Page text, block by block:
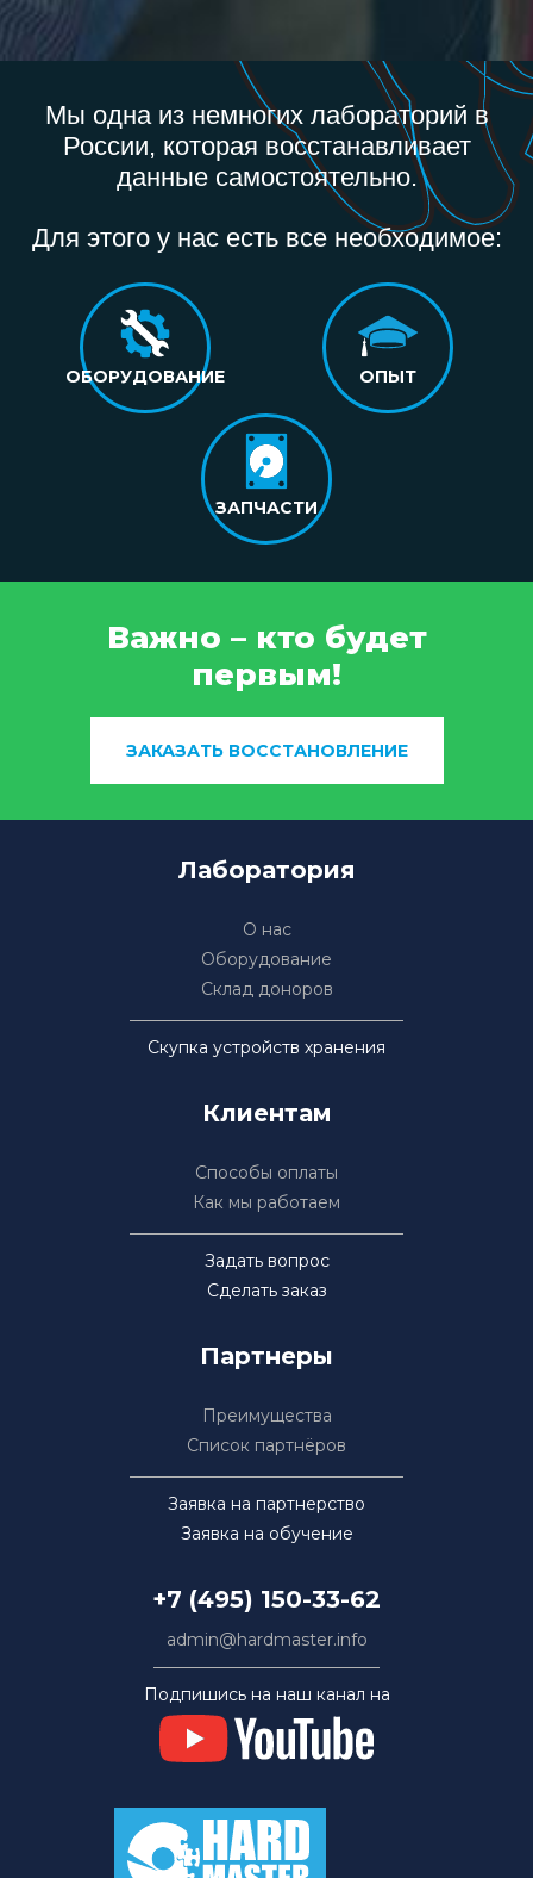
Мы одна из немногих лабораторий в
России, которая восстанавливает
данные самостоятельно.
Для этого у нас есть все необходимое:
ОБОРУДОВАНИЕ ОПЫТ
ЗАПЧАСТИ
Важно – кто будет
первым!
ЗАКАЗАТЬ ВОССТАНОВЛЕНИЕ
Лаборатория
О нас
Оборудование
Склад доноров
Скупка устройств хранения
Клиентам
Способы оплаты
Как мы работаем
Задать вопрос
Сделать заказ
Партнеры
Преимущества
Список партнёров
Заявка на партнерство
Заявка на обучение
+7 (495) 150-33-62
admin@hardmaster.info
Подпишись на наш канал на